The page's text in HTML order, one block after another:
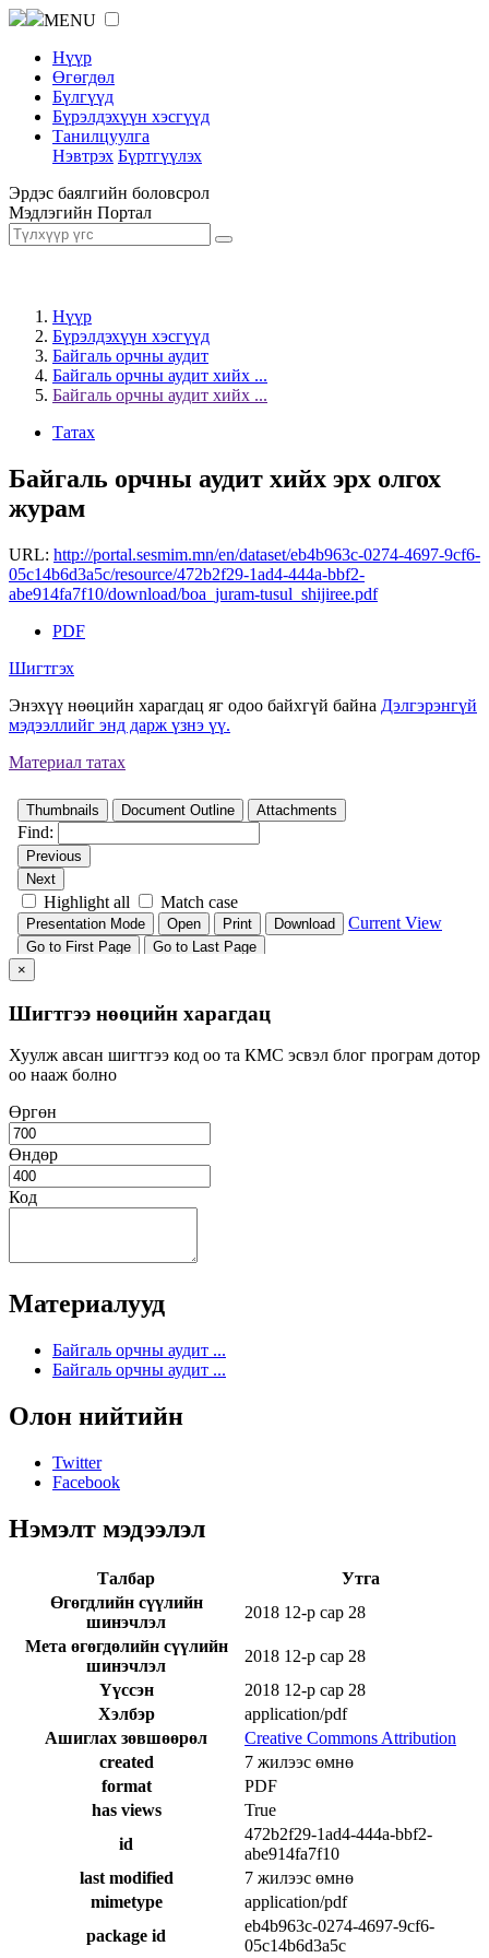
MENU
Нүүр
Өгөгдөл
Бүлгүүд
Бүрэлдэхүүн хэсгүүд
Танилцуулга
Нэвтрэх Бүртгүүлэх
Эрдэс баялгийн боловсрол
Мэдлэгийн Портал
Нүүр
Бүрэлдэхүүн хэсгүүд
Байгаль орчны аудит
Байгаль орчны аудит хийх ...
Байгаль орчны аудит хийх ...
Татах
Байгаль орчны аудит хийх эрх олгох
журам
URL: http://portal.sesmim.mn/en/dataset/eb4b963c-0274-4697-9cf6-
05c14b6d3a5c/resource/472b2f29-1ad4-444a-bbf2-
abe914fa7f10/download/boa_juram-tusul_shijiree.pdf
PDF
Шигтгэх
Энэхүү нөөцийн харагдац яг одоо байхгүй байна Дэлгэрэнгүй
мэдээллийг энд дарж үзнэ үү.
Материал татах
×
Шигтгээ нөөцийн харагдац
Хуулж авсан шигтгээ код оо та КМС эсвэл блог програм дотор
оо нааж болно
Өргөн
Өндөр
Код
Материалууд
Байгаль орчны аудит ...
Байгаль орчны аудит ...
Олон нийтийн
Twitter
Facebook
Нэмэлт мэдээлэл
Талбар
Утга
Өгөгдлийн сүүлийн
шинэчлэл
2018 12-р сар 28
Мета өгөгдөлийн сүүлийн
шинэчлэл
2018 12-р сар 28
Үүссэн
2018 12-р сар 28
Хэлбэр
application/pdf
Ашиглах зөвшөөрөл
Creative Commons Attribution
created
7 жилээс өмнө
format
PDF
has views
True
id
472b2f29-1ad4-444a-bbf2-
abe914fa7f10
last modified
7 жилээс өмнө
mimetype
application/pdf
package id
eb4b963c-0274-4697-9cf6-
05c14b6d3a5c